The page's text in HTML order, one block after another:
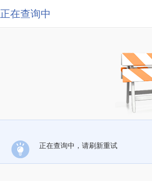
正在查询中
正在查询中，请刷新重试